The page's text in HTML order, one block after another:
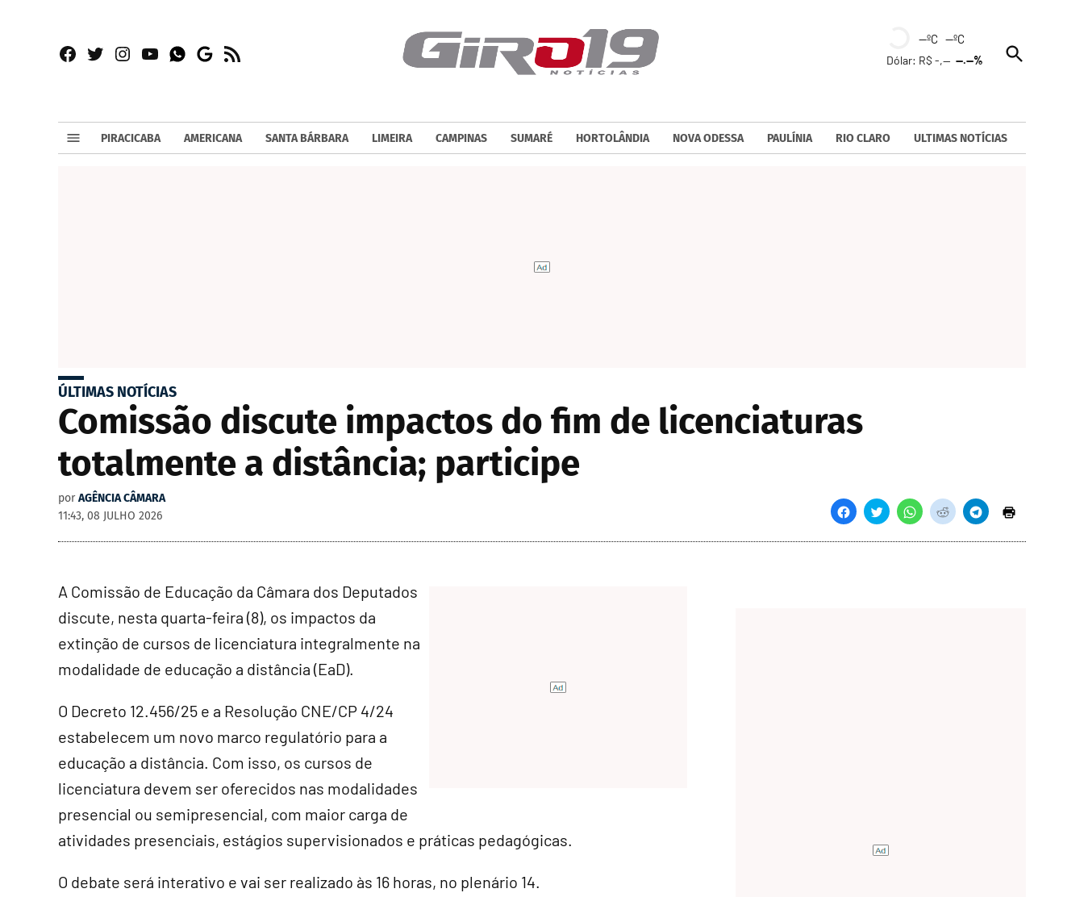
Facebook
TwitterInstagram
YouTubeWhatsapp
Google
RSS
--ºC --ºC
Dólar: R$ -,----.--%
Open
Search
PIRACICABA AMERICANA SANTA BÁRBARA LIMEIRA CAMPINAS SUMARÉ HORTOLÂNDIA NOVA ODESSA PAULÍNIA RIO CLARO ULTIMAS NOTÍCIAS
ÚLTIMAS NOTÍCIAS
Comissão discute impactos do fim de licenciaturas
totalmente a distância; participe
por AGÊNCIA CÂMARA
11:43, 08 JULHO 2026
A Comissão de Educação da Câmara dos Deputados
discute, nesta quarta-feira (8), os impactos da
extinção de cursos de licenciatura integralmente na
modalidade de educação a distância (EaD).
O Decreto 12.456/25 e a Resolução CNE/CP 4/24
estabelecem um novo marco regulatório para a
educação a distância. Com isso, os cursos de
licenciatura devem ser oferecidos nas modalidades
presencial ou semipresencial, com maior carga de
atividades presenciais, estágios supervisionados e práticas pedagógicas.
O debate será interativo e vai ser realizado às 16 horas, no plenário 14.